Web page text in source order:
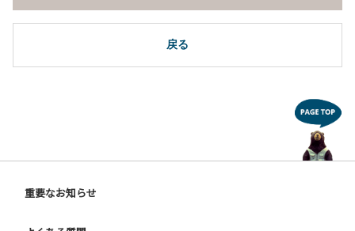
その他、他人に嫌悪感を与えるような行為はお控えくださ
い。
７．客室での飲酒・食事はお断りしております。談話室をご
１０．不可抗力以外の事由により建造物、家具、備品その他
の物品を損傷、紛失、あるいは汚染させた場合には、相当額
１．当ゲストハウス内で賭博または風紀を乱すような行為は
戻る
重要なお知らせ